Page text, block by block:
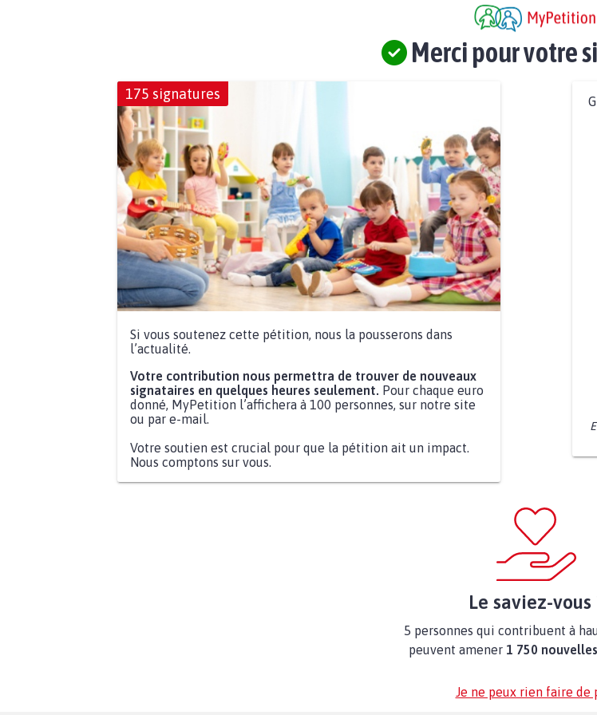
Merci pour votre
175 signatures
Si vous soutenez cette pétition, nous la pousserons dans
l’actualité.
Votre contribution nous permettra de trouver de nouveaux
signataires en quelques heures seulement. Pour chaque euro
donné, MyPetition l’affichera à 100 personnes, sur notre site
ou par e-mail.
Votre soutien est crucial pour que la pétition ait un impact.
Nous comptons sur vous.
Le saviez-vous
5 personnes qui contribuent à
peuvent amener 1 750
Je ne peux rien faire de